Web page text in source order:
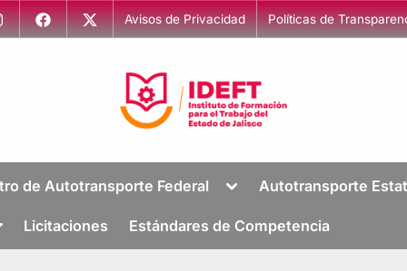
Avisos de Privacidad Políticas de
t
i
para
el
de Autotransporte Federal Autotransporte
Licitaciones Estándares de Competencia